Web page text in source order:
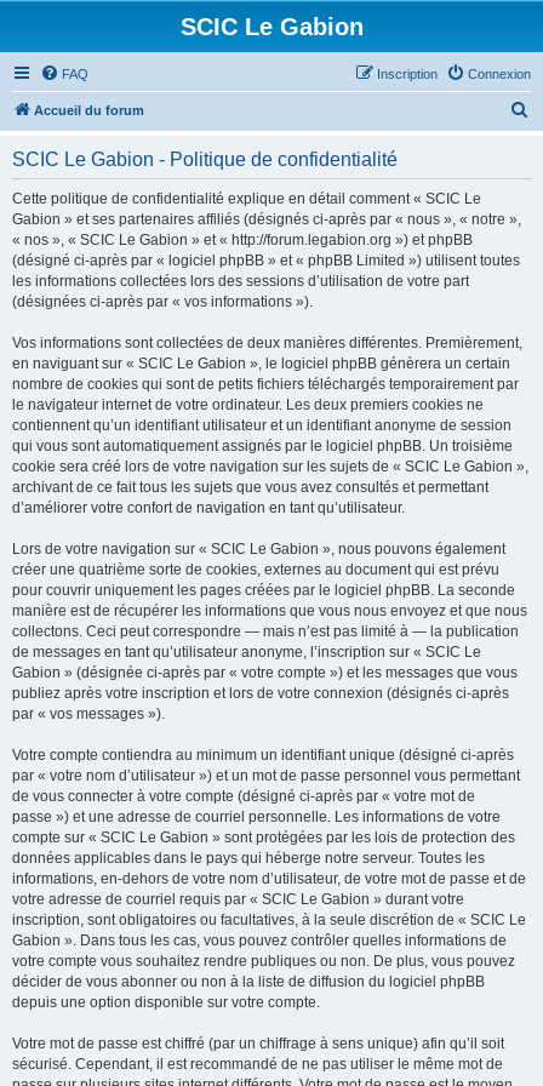
SCIC Le Gabion
FAQ Connexion
Inscription
Accueil du forum
SCIC Le Gabion - Politique de confidentialité
Cette politique de confidentialité explique en détail comment « SCIC Le
Gabion » et ses partenaires affiliés (désignés ci-après par « nous », « notre »,
« nos », « SCIC Le Gabion » et « http://forum.legabion.org ») et phpBB
(désigné ci-après par « logiciel phpBB » et « phpBB Limited ») utilisent toutes
les informations collectées lors des sessions d’utilisation de votre part
(désignées ci-après par « vos informations »).
Vos informations sont collectées de deux manières différentes. Premièrement,
en naviguant sur « SCIC Le Gabion », le logiciel phpBB génèrera un certain
nombre de cookies qui sont de petits fichiers téléchargés temporairement par
le navigateur internet de votre ordinateur. Les deux premiers cookies ne
contiennent qu’un identifiant utilisateur et un identifiant anonyme de session
qui vous sont automatiquement assignés par le logiciel phpBB. Un troisième
cookie sera créé lors de votre navigation sur les sujets de « SCIC Le Gabion »,
archivant de ce fait tous les sujets que vous avez consultés et permettant
d’améliorer votre confort de navigation en tant qu’utilisateur.
Lors de votre navigation sur « SCIC Le Gabion », nous pouvons également
créer une quatrième sorte de cookies, externes au document qui est prévu
pour couvrir uniquement les pages créées par le logiciel phpBB. La seconde
manière est de récupérer les informations que vous nous envoyez et que nous
collectons. Ceci peut correspondre — mais n’est pas limité à — la publication
de messages en tant qu’utilisateur anonyme, l’inscription sur « SCIC Le
Gabion » (désignée ci-après par « votre compte ») et les messages que vous
publiez après votre inscription et lors de votre connexion (désignés ci-après
par « vos messages »).
Votre compte contiendra au minimum un identifiant unique (désigné ci-après
par « votre nom d’utilisateur ») et un mot de passe personnel vous permettant
de vous connecter à votre compte (désigné ci-après par « votre mot de
passe ») et une adresse de courriel personnelle. Les informations de votre
compte sur « SCIC Le Gabion » sont protégées par les lois de protection des
données applicables dans le pays qui héberge notre serveur. Toutes les
informations, en-dehors de votre nom d’utilisateur, de votre mot de passe et de
votre adresse de courriel requis par « SCIC Le Gabion » durant votre
inscription, sont obligatoires ou facultatives, à la seule discrétion de « SCIC Le
Gabion ». Dans tous les cas, vous pouvez contrôler quelles informations de
votre compte vous souhaitez rendre publiques ou non. De plus, vous pouvez
décider de vous abonner ou non à la liste de diffusion du logiciel phpBB
depuis une option disponible sur votre compte.
Votre mot de passe est chiffré (par un chiffrage à sens unique) afin qu’il soit
sécurisé. Cependant, il est recommandé de ne pas utiliser le même mot de